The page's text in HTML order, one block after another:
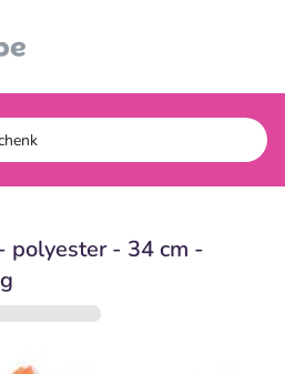
polyester - 34 cm -